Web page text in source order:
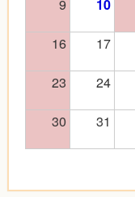
9 10
16
17
23
24
30
31